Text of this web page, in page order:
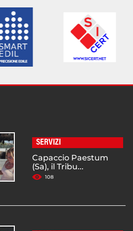
SERVIZI
Capaccio Paestum
(Sa), il Tribu...
108